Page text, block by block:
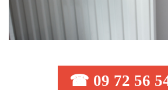
☎ 09 72 56